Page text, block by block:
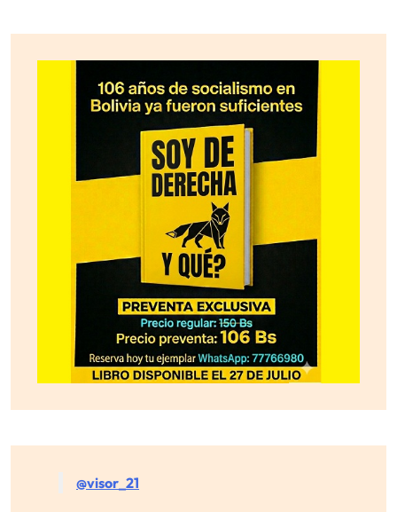
@visor_21